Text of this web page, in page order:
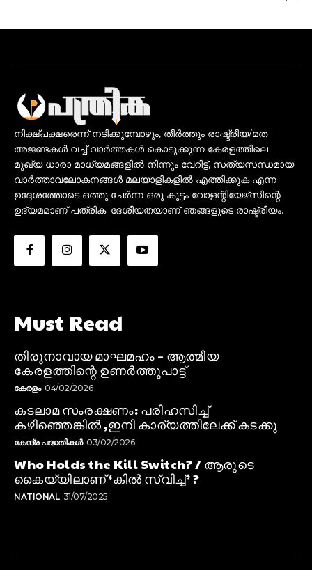
നിക്ഷ്പക്ഷരെന്ന് നടിക്കുമ്പോഴും, തീർത്തും രാഷ്ട്രീയ/മത
അജണ്ടകൾ വച്ച് വാർത്തകൾ കൊടുക്കുന്ന കേരളത്തിലെ
മുഖ്യ ധാരാ മാധ്യമങ്ങളിൽ നിന്നും വേറിട്ട്, സത്യസന്ധമായ
വാർത്താവലോകനങ്ങൾ മലയാളികളിൽ എത്തിക്കുക എന്ന
ഉദ്ദേശത്തോടെ ഒത്തു ചേർന്ന ഒരു കൂട്ടം വോളന്റിയേഴ്‌സിന്റെ
ഉദ്യമമാണ് പത്രിക. ദേശീയതയാണ് ഞങ്ങളുടെ രാഷ്ട്രീയം.
Must Read
തിരുനാവായ മാഘമഹം – ആത്മീയ
കേരളത്തിന്റെ ഉണർത്തുപാട്ട്
കേരളം 04/02/2026
കടലാമ സംരക്ഷണം: പരിഹസിച്ച്
കഴിഞ്ഞെങ്കിൽ ,ഇനി കാര്യത്തിലേക്ക് കടക്കു
കേന്ദ്ര പദ്ധതികൾ 03/02/2026
Who Holds the Kill Switch? / ആരുടെ
കൈയ്യിലാണ് ‘കിൽ സ്വിച്ച്’ ?
NATIONAL 31/07/2025